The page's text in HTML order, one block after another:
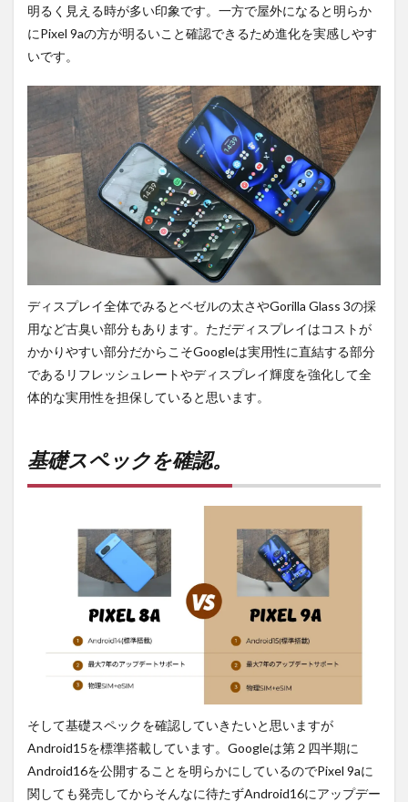
明るく見える時が多い印象です。一方で屋外になると明らか
にPixel 9aの方が明るいこと確認できるため進化を実感しやす
いです。
ディスプレイ全体でみるとベゼルの太さやGorilla Glass 3の採
用など古臭い部分もあります。ただディスプレイはコストが
かかりやすい部分だからこそGoogleは実用性に直結する部分
であるリフレッシュレートやディスプレイ輝度を強化して全
体的な実用性を担保していると思います。
基礎スペックを確認。
そして基礎スペックを確認していきたいと思いますが
Android15を標準搭載しています。Googleは第２四半期に
Android16を公開することを明らかにしているのでPixel 9aに
関しても発売してからそんなに待たずAndroid16にアップデー